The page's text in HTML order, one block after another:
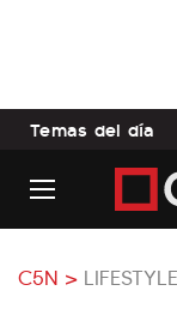
Temas del día
C5N > LIFESTYLE